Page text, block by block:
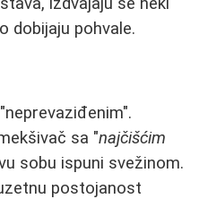
dobijaju pohvale.
sa "najčišćim
sobu ispuni svežinom.
postojanost